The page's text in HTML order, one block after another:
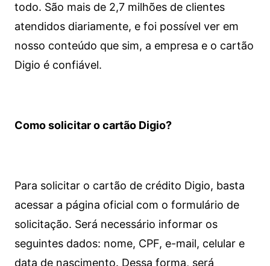
todo. São mais de 2,7 milhões de clientes
atendidos diariamente, e foi possível ver em
nosso conteúdo que sim, a empresa e o cartão
Digio é confiável.
Como solicitar o cartão Digio?
Para solicitar o cartão de crédito Digio, basta
acessar a página oficial com o formulário de
solicitação. Será necessário informar os
seguintes dados: nome, CPF, e-mail, celular e
data de nascimento. Dessa forma, será